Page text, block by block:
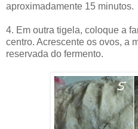
aproximadamente 15 minutos.
4. Em outra tigela, coloque a
centro. Acrescente os ovos, a
reservada do fermento.